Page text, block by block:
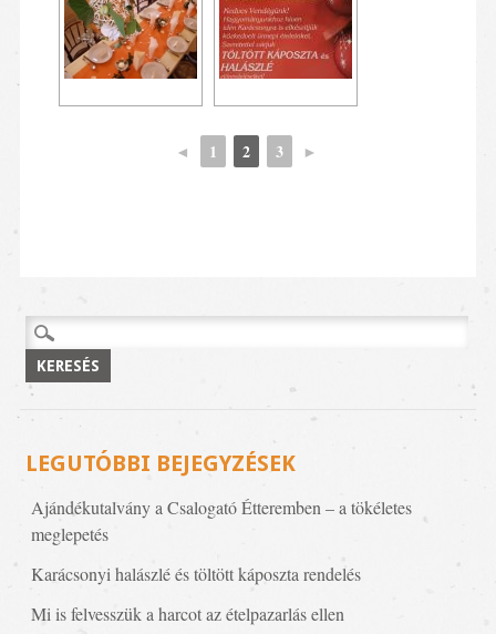
◄ 1 2 3 ►
Keresés:
LEGUTÓBBI BEJEGYZÉSEK
Ajándékutalvány a Csalogató Étteremben – a tökéletes
meglepetés
Karácsonyi halászlé és töltött káposzta rendelés
Mi is felvesszük a harcot az ételpazarlás ellen